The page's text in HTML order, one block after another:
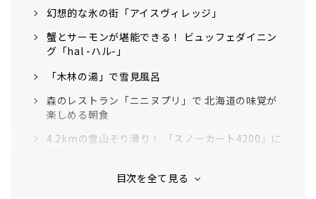
幻想的な氷の街「アイスヴィレッジ」
蟹とサーモンが堪能できる！ ビュッフェダイニン
グ「hal -ハル-」
「木林の湯」で雪見風呂
森のレストラン「ニニヌプリ」で 北海道の味覚が
楽しめる朝食
4.2kmの雪山そり滑り！ 「スノーカート4200」に
おでん＆出汁割り⽇本酒が楽しめる！ 「スキーイ